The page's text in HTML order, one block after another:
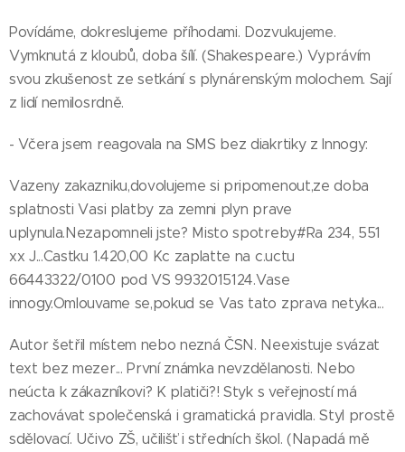
Povídáme, dokreslujeme příhodami. Dozvukujeme.
Vymknutá z kloubů, doba šílí. (Shakespeare.) Vyprávím
svou zkušenost ze setkání s plynárenským molochem. Sají
z lidí nemilosrdně.
- Včera jsem reagovala na SMS bez diakrtiky z Innogy:
Vazeny zakazniku,dovolujeme si pripomenout,ze doba
splatnosti Vasi platby za zemni plyn prave
uplynula.Nezapomneli jste? Misto spotreby#Ra 234, 551
xx J...Castku 1.420,00 Kc zaplatte na c.uctu
66443322/0100 pod VS 9932015124.Vase
innogy.Omlouvame se,pokud se Vas tato zprava netyka...
Autor šetřil místem nebo nezná ČSN. Neexistuje svázat
text bez mezer... První známka nevzdělanosti. Nebo
neúcta k zákazníkovi? K platiči?! Styk s veřejností má
zachovávat společenská i gramatická pravidla. Styl prostě
sdělovací. Učivo ZŠ, učilišť i středních škol. (Napadá mě